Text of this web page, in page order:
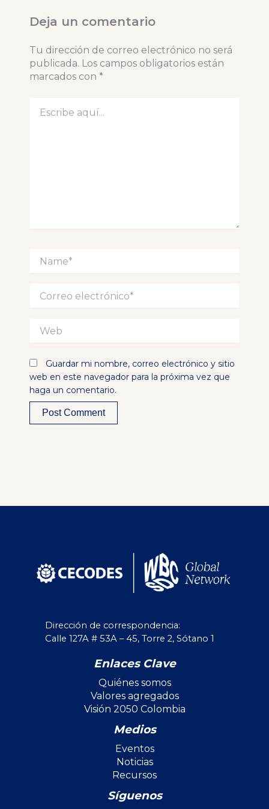
Deja un comentario
Tu dirección de correo electrónico no será
publicada. Los campos obligatorios están
marcados con *
aquí...
electrónico*
Guardar mi nombre, correo electrónico y sitio
web en este navegador para la próxima vez que
haga un comentario.
Dirección de correspondencia:
Calle 127A # 53A – 45, Torre 2, Sótano 1
Enlaces Clave
Quiénes somos
Valores agregados
Visión 2050 Colombia
Medios
Eventos
Noticias
Recursos
Síguenos